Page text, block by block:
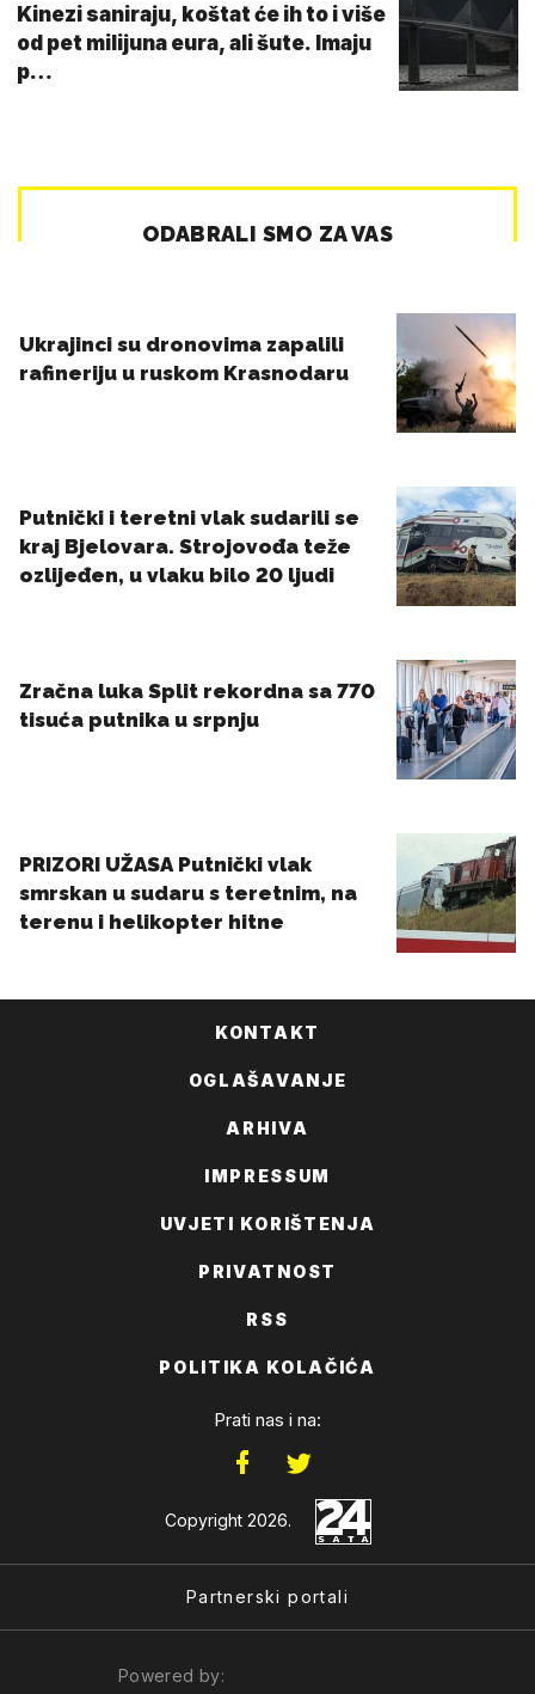
Kinezi saniraju, koštat će ih to i više
od pet milijuna eura, ali šute. Imaju
p…
KONTAKT
OGLAŠAVANJE
ARHIVA
IMPRESSUM
UVJETI KORIŠTENJA
PRIVATNOST
RSS
POLITIKA KOLAČIĆA
Prati nas i na:
Copyright 2026.
Partnerski portali
Powered by: